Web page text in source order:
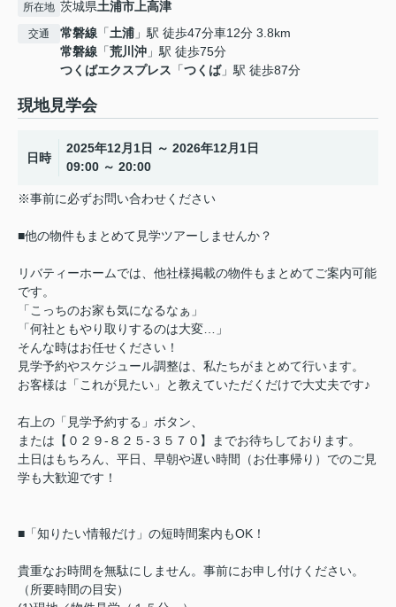
所在地 茨城県土浦市上高津
交通 常磐線 「土浦 」駅 徒歩47分車12分 3.8km
常磐線 「荒川沖 」駅 徒歩75分
つくばエクスプレス 「つくば」駅 徒歩87分
現地見学会
日時
2025年12月1日 ～ 2026年12月1日
09:00 ～ 20:00
※事前に必ずお問い合わせください
■他の物件もまとめて見学ツアーしませんか？
リバティーホームでは、他社様掲載の物件もまとめてご案内可能
です。
「こっちのお家も気になるなぁ」
「何社ともやり取りするのは大変…」
そんな時はお任せください！
見学予約やスケジュール調整は、私たちがまとめて行います。
お客様は「これが見たい」と教えていただくだけで大丈夫です♪
右上の「見学予約する」ボタン、
または【０２９-８２５-３５７０】までお待ちしております。
土日はもちろん、平日、早朝や遅い時間（お仕事帰り）でのご見
学も大歓迎です！
■「知りたい情報だけ」の短時間案内もOK！
貴重なお時間を無駄にしません。事前にお申し付けください。
（所要時間の目安）